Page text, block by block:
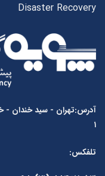
Disaster Recovery
۱
تلفکس: